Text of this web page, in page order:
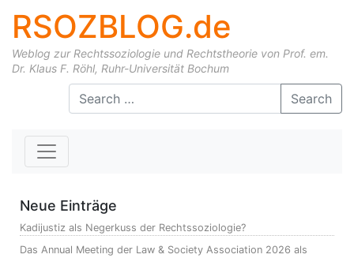
RSOZBLOG.de
Weblog zur Rechtssoziologie und Rechtstheorie von Prof. em.
Dr. Klaus F. Röhl, Ruhr-Universität Bochum
Skip to content Search
Neue Einträge
Kadijustiz als Negerkuss der Rechtssoziologie?
Das Annual Meeting der Law & Society Association 2026 als